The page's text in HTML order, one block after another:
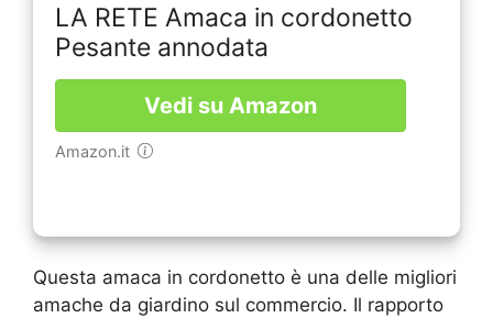
LA RETE Amaca in cordonetto
Pesante annodata
Vedi su Amazon
Amazon.it
Questa amaca in cordonetto è una delle migliori
amache da giardino sul commercio. Il rapporto